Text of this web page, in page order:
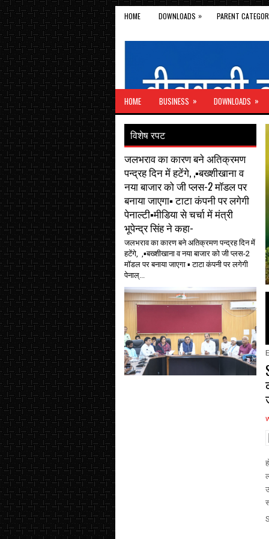
HOME DOWNLOADS » PARENT
HOME BUSINESS » DOWNLOADS »
विशेष रपट
जलभराव का कारण बने अतिक्रमण
पन्द्रह दिन में हटेंगे, ,▪️बख्शीखाना व
नया बाजार को जी प्लस-2 मॉडल पर
बनाया जाएगा▪️ टाटा कंपनी पर लगेगी
पेनाल्टी▪️मीडिया से चर्चा में मंत्री
भूपेन्द्र सिंह ने कहा-
जलभराव का कारण बने अतिक्रमण पन्द्रह दिन में
हटेंगे, ,▪️बख्शीखाना व नया बाजार को जी प्लस-2
मॉडल पर बनाया जाएगा ▪️ टाटा कंपनी पर लगेगी
पेनाल्...